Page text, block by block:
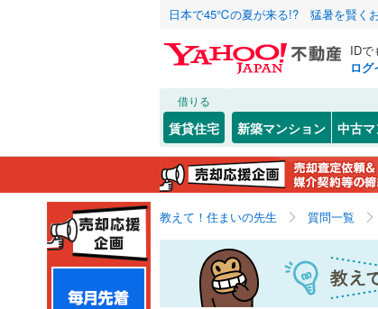
日本で45℃の夏が来る!? 猛暑を賢く
IDで
ログ
借りる
賃貸住宅 新築マンション 中古
教えて！住まいの先生 質問一覧